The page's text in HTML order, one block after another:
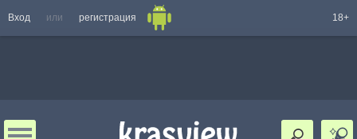
Вход или регистрация 18+